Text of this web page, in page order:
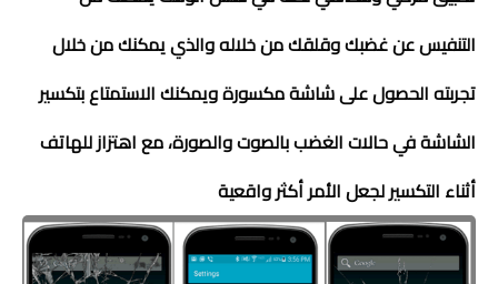
التنفيس عن غضبك وقلقك من خلاله والذي يمكنك من خلال
تجربته الحصول على شاشة مكسورة ويمكنك الاستمتاع بتكسير
الشاشة في حالات الغضب بالصوت والصورة، مع اهتزاز للهاتف
أثناء التكسير لجعل الأمر أكثر واقعية